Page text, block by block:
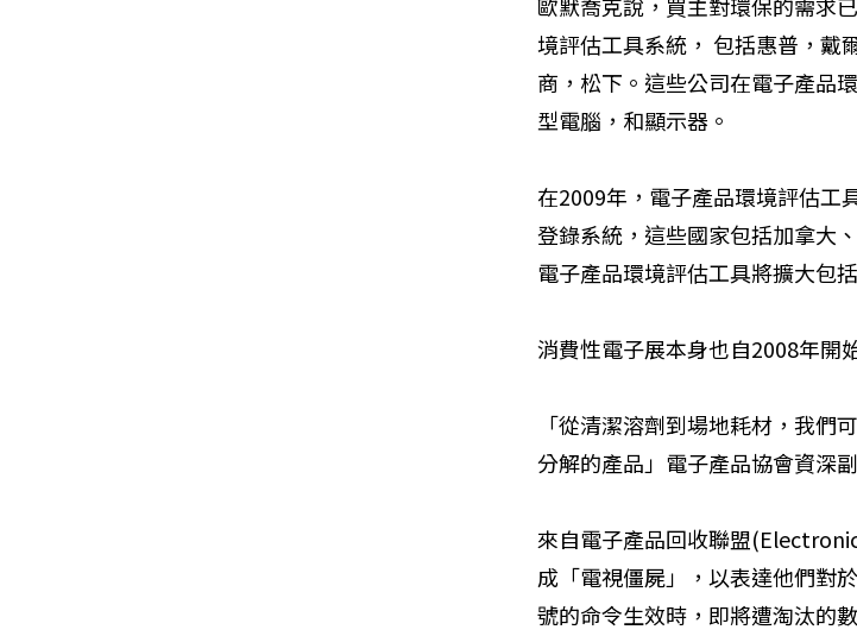
境評估工具系統， 包括惠普，戴
商，松下。這些公司在電子產品
型電腦，和顯示器。
在2009年，電子產品環境評估工
登錄系統，這些國家包括加拿大
電子產品環境評估工具將擴大包
消費性電子展本身也自2008年開
「從清潔溶劑到場地耗材，我
分解的產品」電子產品協會資深
來自電子產品回收聯盟
成「電視僵屍」，以表達他們對
號的命令生效時，即將遭淘汰的